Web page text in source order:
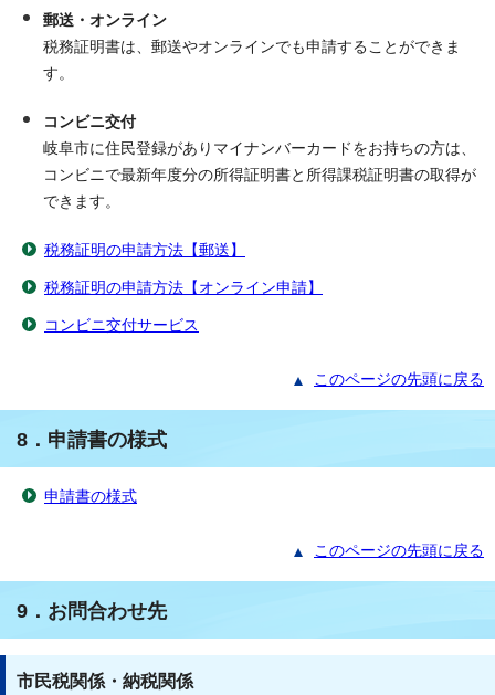
郵送・オンライン
税務証明書は、郵送やオンラインでも申請することができま
す。
コンビニ交付
岐阜市に住民登録がありマイナンバーカードをお持ちの方は、
コンビニで最新年度分の所得証明書と所得課税証明書の取得が
できます。
税務証明の申請方法【郵送】
税務証明の申請方法【オンライン申請】
コンビニ交付サービス
このページの先頭に戻る
8．申請書の様式
申請書の様式
このページの先頭に戻る
9．お問合わせ先
市民税関係・納税関係